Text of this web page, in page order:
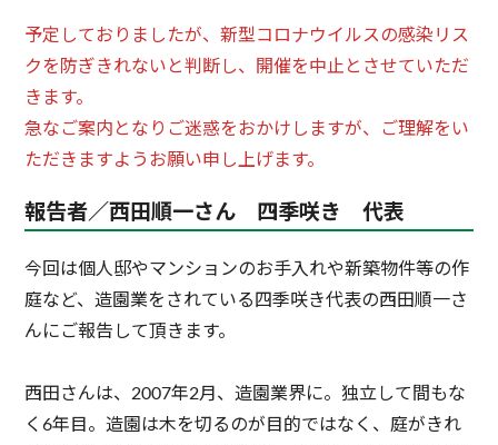
予定しておりましたが、新型コロナウイルスの感染リス
クを防ぎきれないと判断し、開催を中止とさせていただ
きます。
急なご案内となりご迷惑をおかけしますが、ご理解をい
ただきますようお願い申し上げます。
報告者／西田順一さん 四季咲き 代表
今回は個人邸やマンションのお手入れや新築物件等の作
庭など、造園業をされている四季咲き代表の西田順一さ
んにご報告して頂きます。
西田さんは、2007年2月、造園業界に。独立して間もな
く6年目。造園は木を切るのが目的ではなく、庭がきれ